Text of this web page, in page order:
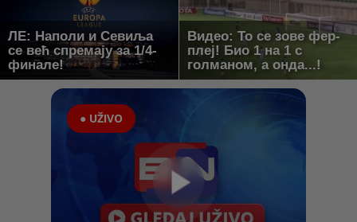
ЛЕ: Наполи и Севиља
се већ спремају за 1/4-
финале!
Видео: То се зове фер-
плеј! Био 1 на 1 с
голманом, а онда...!
● UŽIVO